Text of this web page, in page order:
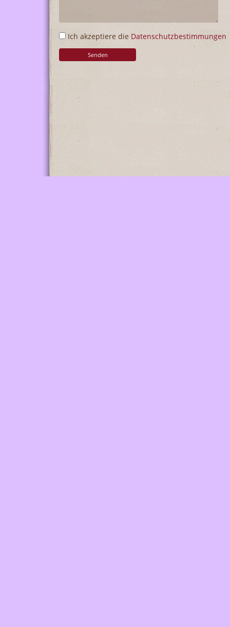
Ich akzeptiere die Datenschutzbestimmungen